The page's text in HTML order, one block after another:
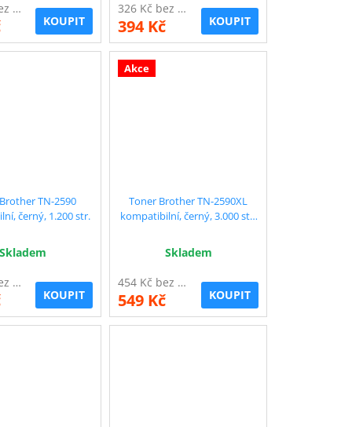
329 Kč bez DPH
KOUPIT
326 Kč bez DPH
394 Kč KOUPIT
TN-2590
černý, 1.200 str.
343 Kč bez DPH
KOUPIT
Akce
Toner Brother TN-2590XL
kompatibilní, černý, 3.000 str.
Skladem
454 Kč bez DPH
549 Kč KOUPIT